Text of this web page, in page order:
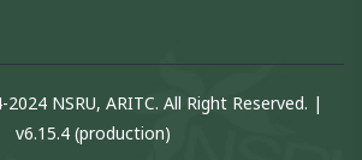
NSRU, ARITC. All Right Reserved. |
v6.15.4 (production)